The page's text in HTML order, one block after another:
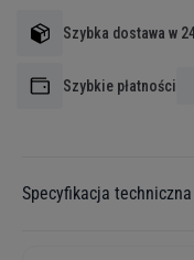
Szybka dostawa w
Szybkie płatności
Specyfikacja techniczna